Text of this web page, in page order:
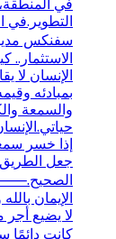
في
التطوير.في
سفنكس
الإنسان
بمبادئه
والسمعة
إذا خسر
جعل
الإيمان
لا يضيع أجر
كانت